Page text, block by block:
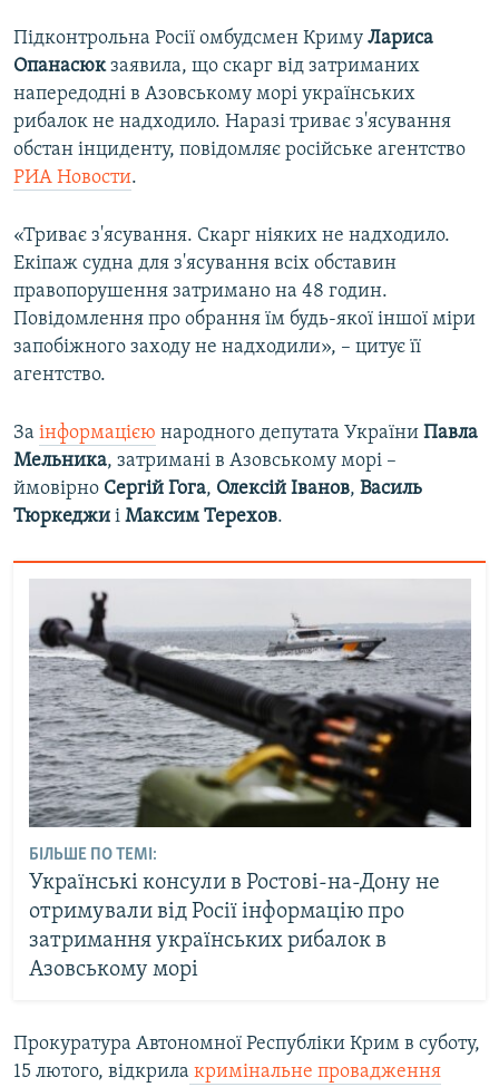
Усі сайти RFE/RL
Підконтрольна Росії омбудсмен Криму Лариса
Опанасюкзаявила, що скарг від затриманих
напередодні в Азовському морі українських
рибалок не надходило. Наразі триває з'ясування
обстан інциденту, повідомляє російське агентство
РИА Новости.
«Триває з'ясування. Скарг ніяких не надходило.
Екіпаж судна для з'ясування всіх обставин
правопорушення затримано на 48 годин.
Повідомлення про обрання їм будь-якої іншої міри
запобіжного заходу не надходили», – цитує її
агентство.
За інформацією народного депутата України Павла
Мельника, затримані в Азовському морі –
ймовірно Сергій Гога, Олексій Іванов, Василь
Тюркеджи і Максим Терехов.
БІЛЬШЕ ПО ТЕМІ:
Українські консули в Ростові-на-Дону не
отримували від Росії інформацію про
затримання українських рибалок в
Азовському морі
Прокуратура Автономної Республіки Крим в суботу,
15 лютого, відкрила кримінальне провадження